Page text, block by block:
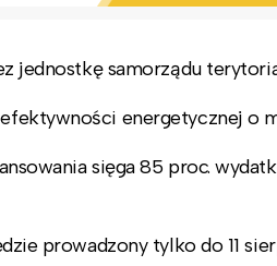
jednostkę samorządu
energetycznej o
sięga 85 proc.
prowadzony tylko do 11